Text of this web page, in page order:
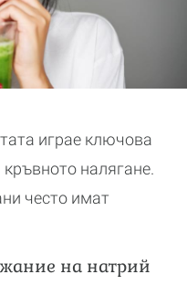
играе ключова
налягане.
често имат
на натрий